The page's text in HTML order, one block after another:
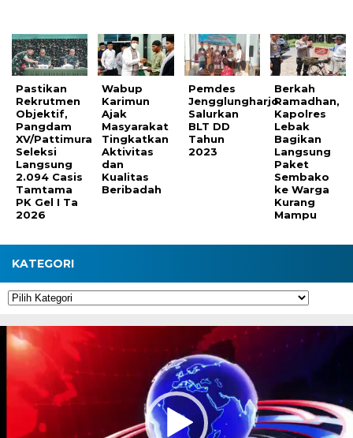
Pastikan
Rekrutmen
Objektif,
Pangdam
XV/Pattimura
Seleksi
Langsung
2.094 Casis
Tamtama
PK Gel I Ta
2026
Wabup
Karimun
Ajak
Masyarakat
Tingkatkan
Aktivitas
dan
Kualitas
Beribadah
Pemdes
Jengglungharjo
Salurkan
BLT DD
Tahun
2023
Berkah
Ramadhan,
Kapolres
Lebak
Bagikan
Langsung
Paket
Sembako
ke Warga
Kurang
Mampu
KATEGORI
Kategori
Pemutar
Video